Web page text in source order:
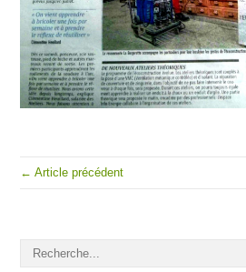
← Article précédent